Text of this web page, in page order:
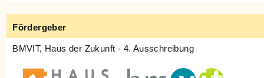
Fördergeber
BMVIT, Haus der Zukunft - 4. Ausschreibung